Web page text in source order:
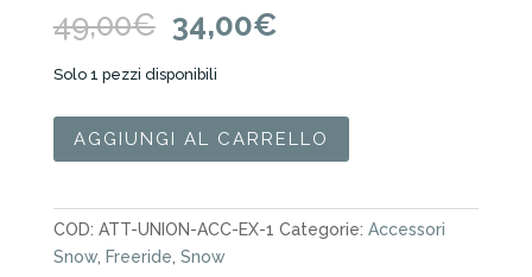
49,00€ Il
prezzo
originale
49,00€.
34,00€
34,00€.
Solo 1 pezzi disponibili
Expedition
Emergency
Kit
Union
quantità
AGGIUNGI AL CARRELLO
COD: ATT-UNION-ACC-EX-1 Categorie: Accessori
Snow, Freeride, Snow